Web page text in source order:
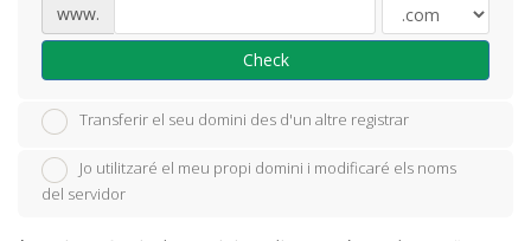
www.
Check
Transferir el seu domini des d'un altre registrar
Jo utilitzaré el meu propi domini i modificaré els noms
del servidor